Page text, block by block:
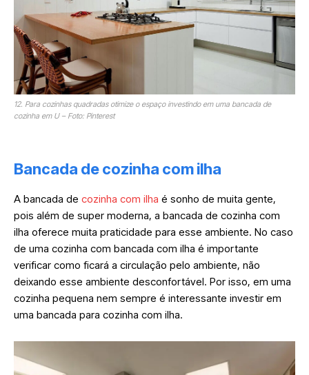
12. Para cozinhas quadradas otimize o espaço investindo em uma bancada de
cozinha em U – Foto: Pinterest
Bancada de cozinha com ilha
A bancada de cozinha com ilha é sonho de muita gente,
pois além de super moderna, a bancada de cozinha com
ilha oferece muita praticidade para esse ambiente. No caso
de uma cozinha com bancada com ilha é importante
verificar como ficará a circulação pelo ambiente, não
deixando esse ambiente desconfortável. Por isso, em uma
cozinha pequena nem sempre é interessante investir em
uma bancada para cozinha com ilha.